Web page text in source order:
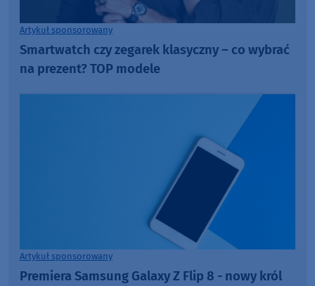
Artykuł sponsorowany
Smartwatch czy zegarek klasyczny – co wybrać
na prezent? TOP modele
Artykuł sponsorowany
Premiera Samsung Galaxy Z Flip 8 - nowy król